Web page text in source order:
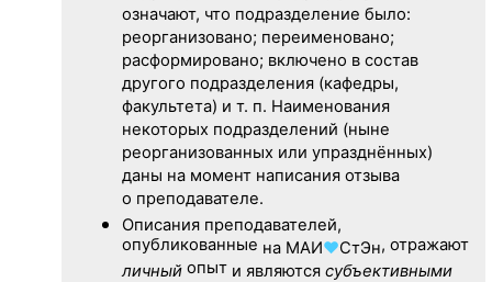
означают, что подразделение было:
реорганизовано; переименовано;
расформировано; включено в состав
другого подразделения (кафедры,
факультета) и т. п. Наименования
некоторых подразделений (ныне
реорганизованных или упразднённых)
даны на момент написания отзыва
о преподавателе.
Описания преподавателей,
опубликованные на МАИ♥СтЭн, отражают
личныйопыт и являются субъективными